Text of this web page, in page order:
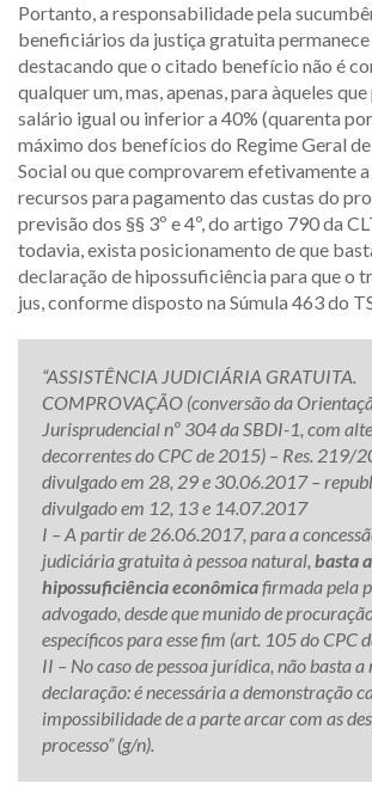
Portanto, a responsabilidade pela
beneficiários da justiça gratuita
destacando que o citado benefício não é
qualquer um, mas, apenas, para àqueles
salário igual ou inferior a 40% (quarenta
máximo dos benefícios do Regime Geral
Social ou que comprovarem efetivamente
recursos para pagamento das custas do
previsão dos §§ 3º e 4º, do artigo 790 da
todavia, exista posicionamento de que
declaração de hipossuficiência para que o
jus, conforme disposto na Súmula 463 do
“ASSISTÊNCIA JUDICIÁRIA GRATUITA.
COMPROVAÇÃO (conversão da
Jurisprudencial nº 304 da SBDI-1, com
decorrentes do CPC de 2015) – Res. 219/
divulgado em 28, 29 e 30.06.2017 –
divulgado em 12, 13 e 14.07.2017
I – A partir de 26.06.2017, para a
judiciária gratuita à pessoa natural, basta
hipossuficiência econômicafirmada pela
advogado, desde que munido de
específicos para esse fim (art. 105 do CPC
II – No caso de pessoa jurídica, não basta a
declaração: é necessária a demonstração
impossibilidade de a parte arcar com as
processo” (g/n).